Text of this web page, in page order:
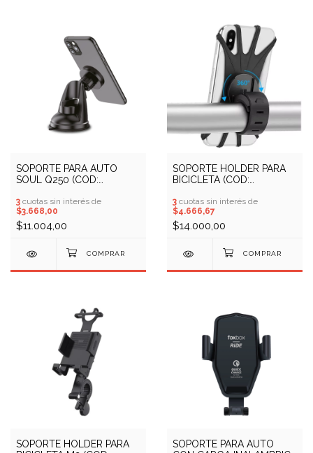
SOPORTE PARA AUTO
SOUL Q250 (COD:
3 cuotas sin interés de
$3.668,00
$11.004,00
SOPORTE HOLDER PARA
BICICLETA (COD:
3 cuotas sin interés de
$4.666,67
$14.000,00
SOPORTE HOLDER PARA
SOPORTE PARA AUTO